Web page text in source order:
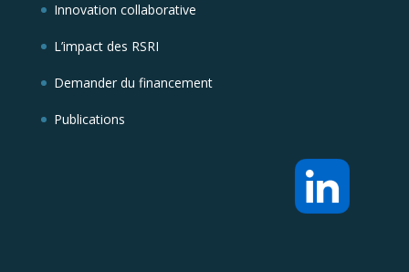
Innovation collaborative
L’impact des RSRI
Demander du financement
Publications